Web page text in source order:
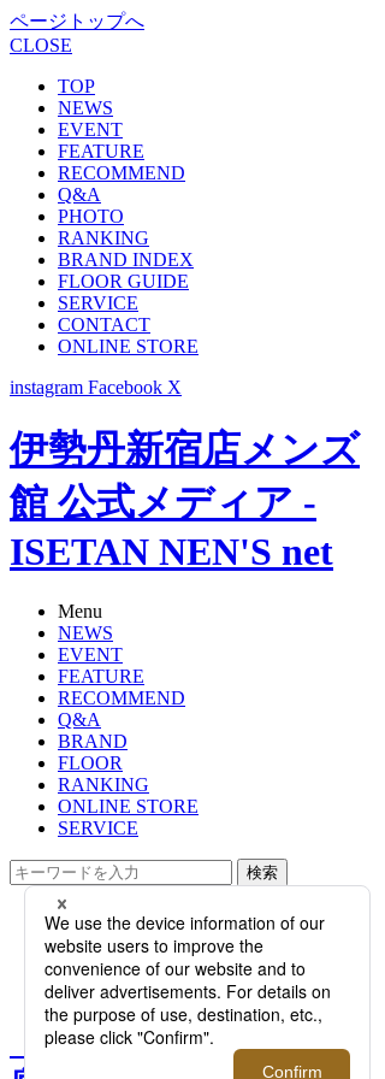
ページトップへ
CLOSE
TOP
NEWS
EVENT
FEATURE
RECOMMEND
Q&A
PHOTO
RANKING
BRAND INDEX
FLOOR GUIDE
SERVICE
CONTACT
ONLINE STORE
instagram Facebook X
伊勢丹新宿店メンズ
館 公式メディア -
ISETAN NEN'S net
Menu
NEWS
EVENT
FEATURE
RECOMMEND
Q&A
BRAND
FLOOR
RANKING
ONLINE STORE
SERVICE
検索
TOP
PHOTO
【完全保存版！ブランド徹底ガイ
ド】vol.3｜ジェイエムウエストン
【完全保存版！ブランド徹